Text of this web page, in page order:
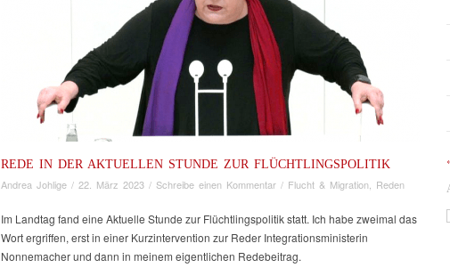
REDE IN DER AKTUELLEN STUNDE ZUR FLÜCHTLINGSPOLITIK
Andrea Johlige / 22. März 2023 / Schreibe einen Kommentar / Flucht & Migration Reden
Im Landtag fand eine Aktuelle Stunde zur Flüchtlingspolitik statt. Ich habe zweimal das
Wort ergriffen, erst in einer Kurzintervention zur Reder Integrationsministerin
Nonnemacher und dann in meinem eigentlichen Redebeitrag.